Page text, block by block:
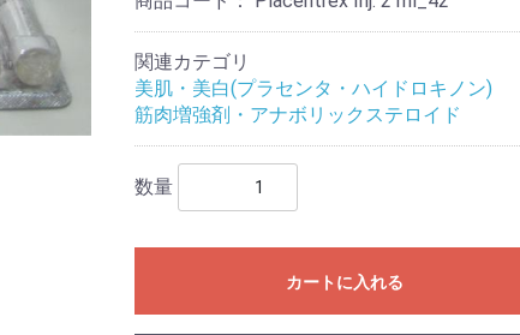
関連カテゴリ
美肌・美白(プラセンタ・ハイドロキノン)
筋肉増強剤・アナボリックステロイド
数量
カートに入れる